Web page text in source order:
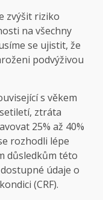
zvýšit riziko
na všechny
se ujistit, že
podvýživou
s věkem
ztráta
25% až 40%
rozhodli lépe
důsledkům této
údaje o
(CRF).